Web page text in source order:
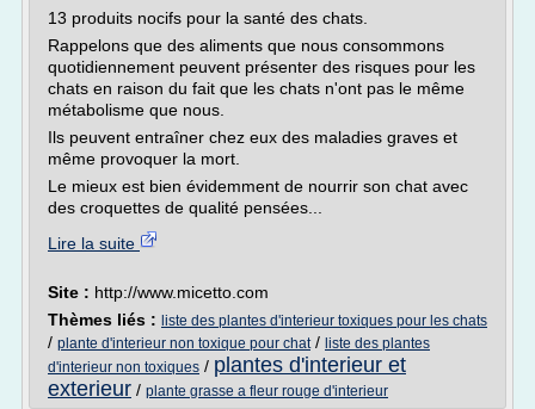
13 produits nocifs pour la santé des chats.
Rappelons que des aliments que nous consommons
quotidiennement peuvent présenter des risques pour les
chats en raison du fait que les chats n'ont pas le même
métabolisme que nous.
Ils peuvent entraîner chez eux des maladies graves et
même provoquer la mort.
Le mieux est bien évidemment de nourrir son chat avec
des croquettes de qualité pensées...
Lire la suite
Site : http://www.micetto.com
Thèmes liés : liste des plantes d'interieur toxiques pour les chats
/ plante d'interieur non toxique pour chat/ liste des plantes
d'interieur non toxiques / plantes d'interieur et
exterieur / plante grasse a fleur rouge d'interieur